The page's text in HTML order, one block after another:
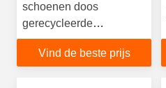
schoenen doos
gerecycleerde
materialen stempelen
embossing
Vind de beste prijs